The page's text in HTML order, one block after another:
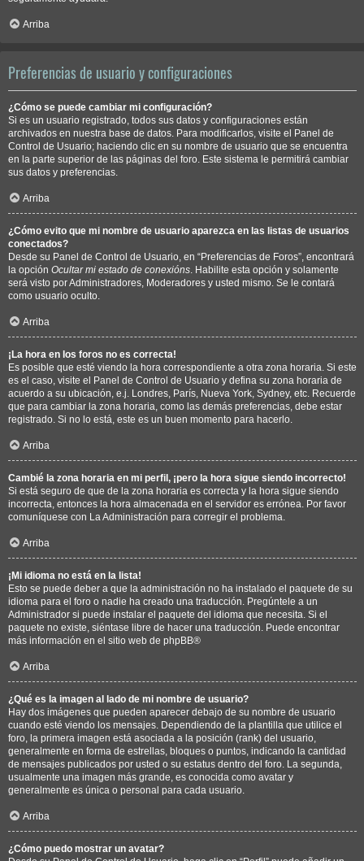
Arriba
Preferencias de usuario y configuraciones
¿Cómo se puede cambiar mi configuración?
Si es un usuario registrado, todos sus datos y configuraciones están
archivados en nuestra base de datos. Para modificarlos, visite el Panel de
Control de Usuario; haciendo clic en su nombre de usuario que se encuentra
en la parte superior de las páginas del foro. Este sistema le permitirá cambiar
sus datos y preferencias.
Arriba
¿Cómo evito que mi nombre de usuario aparezca en las listas de usuarios
conectados?
Desde su Panel de Control de Usuario, en “Preferencias de Foros”, encontrará
la opción Ocultar mi estado de conexións . Habilite esta opción y solamente
será visto por Administradores, Moderadores y usted mismo. Se le contará
como usuario oculto.
Arriba
¡La hora en los foros no es correcta!
Es posible que esté viendo la hora correspondiente a otra zona horaria. Si este
es el caso, visite el Panel de Control de Usuario y defina su zona horaria de
acuerdo a su ubicación, e.j. Londres, París, Nueva York, Sydney, etc. Recuerde
que para cambiar la zona horaria, como las demás preferencias, debe estar
registrado. Si no lo está, este es un buen momento para hacerlo.
Arriba
Cambié la zona horaria en mi perfil, ¡pero la hora sigue siendo incorrecto!
Si está seguro de que de la zona horaria es correcta y la hora sigue siendo
incorrecta, entonces la hora almacenada en el servidor es errónea. Por favor
comuníquese con La Administración para corregir el problema.
Arriba
¡Mi idioma no está en la lista!
Esto se puede deber a que la administración no ha instalado el paquete de su
idioma para el foro o nadie ha creado una traducción. Pregúntele a un
Administrador si puede instalar el paquete del idioma que necesita. Si el
paquete no existe, siéntase libre de hacer una traducción. Puede encontrar
más información en el sitio web de phpBB®
Arriba
¿Qué es la imagen al lado de mi nombre de usuario?
Hay dos imágenes que pueden aparecer debajo de su nombre de usuario
cuando esté viendo los mensajes. Dependiendo de la plantilla que utilice el
foro, la primera imagen está asociada a la posición (rank) del usuario,
generalmente en forma de estrellas, bloques o puntos, indicando la cantidad
de mensajes publicados por usted o su estatus dentro del foro. La segunda,
usualmente una imagen más grande, es conocida como avatar y
generalmente es única o personal para cada usuario.
Arriba
¿Cómo puedo mostrar un avatar?